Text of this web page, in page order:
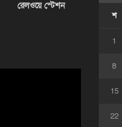
রেলওয়ে স্টেশন
শ
1
8
15
22